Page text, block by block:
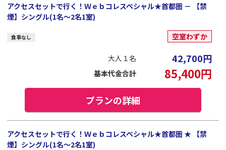
アクセスセットで行く！Ｗｅｂコレスペシャル★首都圏 － 【禁
煙】シングル(1名～2名1室)
食事なし 空室わずか
大人１名 42,700円
基本代金合計 85,400円
プランの詳細
アクセスセットで行く！Ｗｅｂコレスペシャル★首都圏 ★ 【禁
煙】シングル(1名～2名1室)